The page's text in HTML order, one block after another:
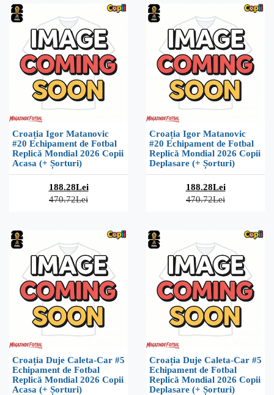
Croația Igor Matanovic
#20 Echipament de Fotbal
Replică Mondial 2026 Copii
Acasa (+ Șorturi)
188.28Lei
470.72Lei
Croația Igor Matanovic
#20 Echipament de Fotbal
Replică Mondial 2026 Copii
Deplasare (+ Șorturi)
188.28Lei
470.72Lei
Croația Duje Caleta-Car #5
Echipament de Fotbal
Replică Mondial 2026 Copii
Acasa (+ Șorturi)
Croația Duje Caleta-Car #5
Echipament de Fotbal
Replică Mondial 2026 Copii
Deplasare (+ Șorturi)